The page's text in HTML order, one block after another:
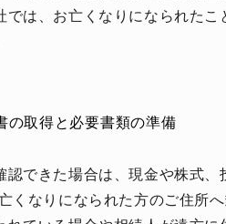
では、お亡くなりになられた
の取得と必要書類の準備
認できた場合は、現金や株式
くなりになられた方のご住所